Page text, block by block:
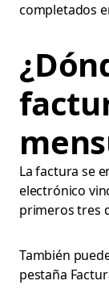
completados
La factura se
electrónico
primeros tres
También
pestaña